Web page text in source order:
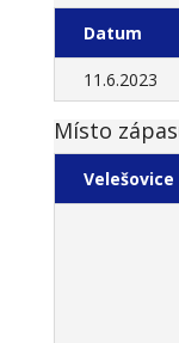
Datum
11.6.2023
Místo
Velešovice